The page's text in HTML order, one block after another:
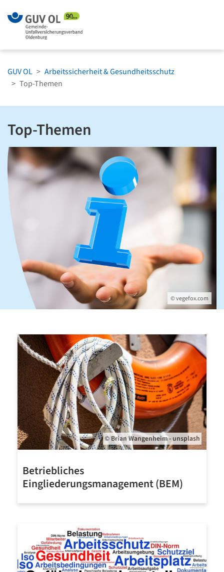
Zum Menü springen
GUV OL
Arbeitssicherheit & Gesundheitsschutz
Top-Themen
Top-Themen
© vegefox.com
© Brian Wangenheim - unsplash
Betriebliches
Eingliederungsmanagement (BEM)